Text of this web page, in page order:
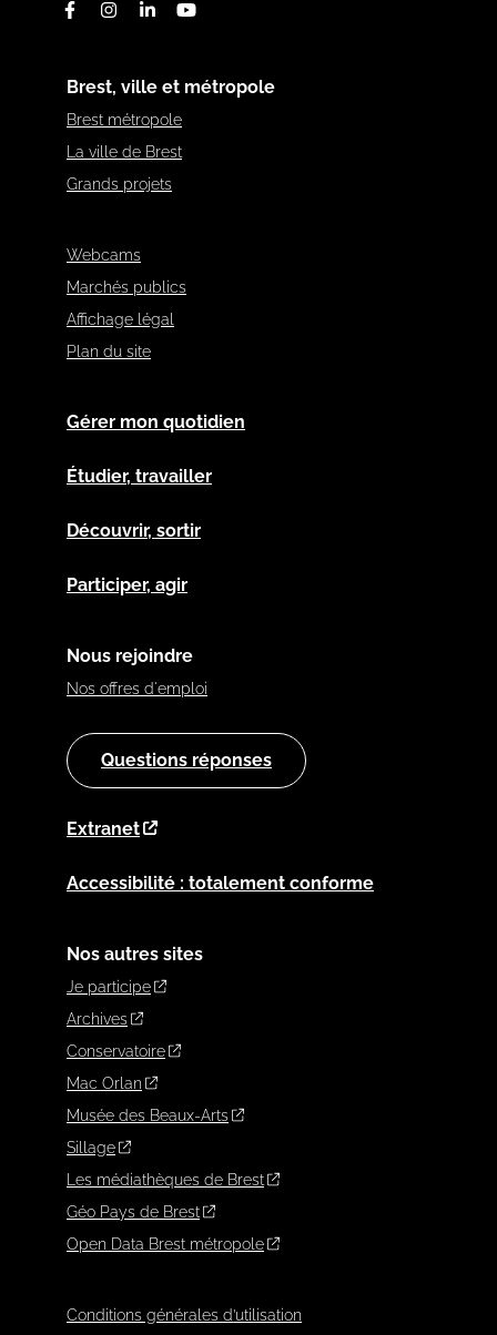
FacebookInstagram
LinkedinYoutube
Brest, ville et métropole
Brest métropole
La ville de Brest
Grands projets
Webcams
Marchés publics
Affichage légal
Plan du site
Gérer mon quotidien
Étudier, travailler
Découvrir, sortir
Participer, agir
Nous rejoindre
Nos offres d'emploi
Questions réponses
Extranet
Accessibilité : totalement conforme
Nos autres sites
Je participe
Archives
Conservatoire
Mac Orlan
Musée des Beaux-Arts
Sillage
Les médiathèques de Brest
Géo Pays de Brest
Open Data Brest métropole
Conditions générales d’utilisation